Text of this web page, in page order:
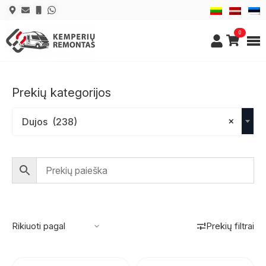
0
Prekių kategorijos
×
Dujos (238)
Prekių filtrai